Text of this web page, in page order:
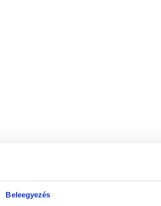
Beleegyezés